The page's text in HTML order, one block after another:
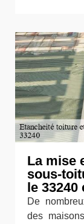
La mise
sous-
le
De
des